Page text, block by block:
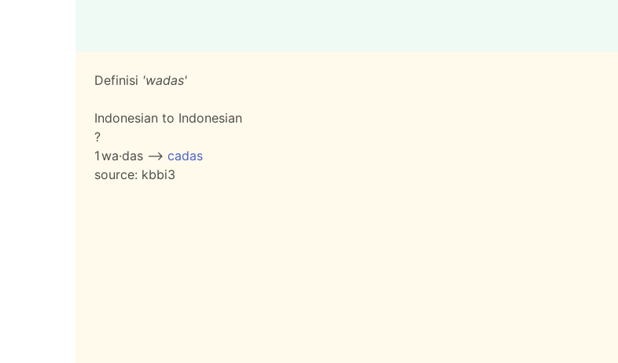
Definisi 'wadas'
Indonesian to Indonesian
?
1wa·das --> cadas
source: kbbi3